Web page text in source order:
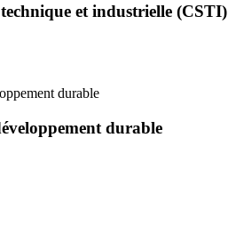
et industrielle (CSTI)
durable
durable